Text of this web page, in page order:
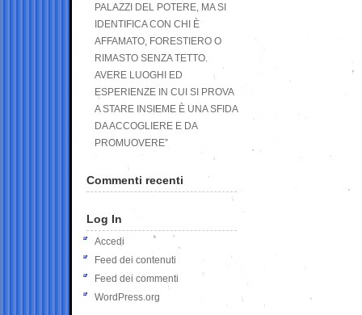
PALAZZI DEL POTERE, MA SI
IDENTIFICA CON CHI È
AFFAMATO, FORESTIERO O
RIMASTO SENZA TETTO.
AVERE LUOGHI ED
ESPERIENZE IN CUI SI PROVA
A STARE INSIEME È UNA SFIDA
DA ACCOGLIERE E DA
PROMUOVERE”
Commenti recenti
Log In
Accedi
Feed dei contenuti
Feed dei commenti
WordPress.org